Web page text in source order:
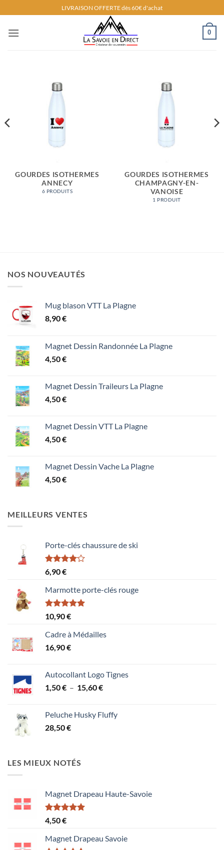
au
contenu
LIVRAISON OFFERTE dès 60€ d'achat
0
GOURDES ISOTHERMES
ANNECY
6 PRODUITS
GOURDES ISOTHERMES
CHAMPAGNY-EN-
VANOISE
1 PRODUIT
NOS NOUVEAUTÉS
Mug blason VTT La Plagne
8,90€
Magnet Dessin Randonnée La Plagne
4,50€
Magnet Dessin Traileurs La Plagne
4,50€
Magnet Dessin VTT La Plagne
4,50€
Magnet Dessin Vache La Plagne
4,50€
MEILLEURS VENTES
Porte-clés chaussure de ski
Note
4.00
5
6,90€
Marmotte porte-clés rouge
Note5.00
sur 5
10,90€
Cadre à Médailles
16,90€
Autocollant Logo Tignes
1,50€ – 15,60€Plage
1,50 €
Peluche Husky Fluffy
28,50€
LES MIEUX NOTÉS
Magnet Drapeau Haute-Savoie
Note5.00
sur 5
4,50€
Magnet Drapeau Savoie